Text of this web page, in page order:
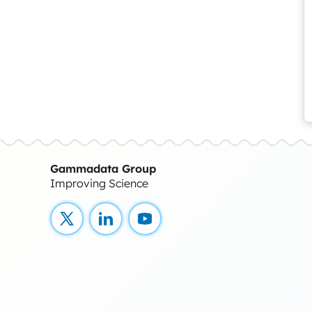
Gammadata Group
Improving Science
X LinkedInYouTube